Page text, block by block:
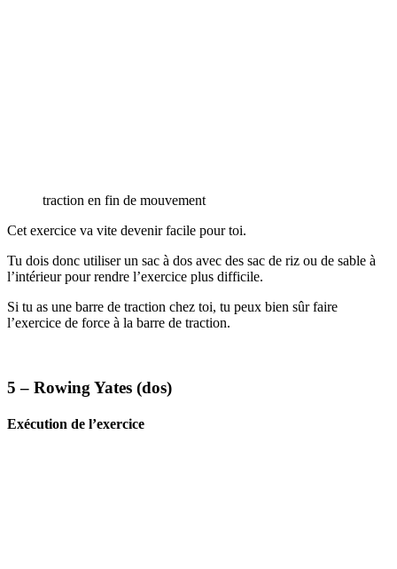
traction en fin de mouvement
Cet exercice va vite devenir facile pour toi.
Tu dois donc utiliser un sac à dos avec des sac de riz ou de sable à
l’intérieur pour rendre l’exercice plus difficile.
Si tu as une barre de traction chez toi, tu peux bien sûr faire
l’exercice de force à la barre de traction.
5 – Rowing Yates (dos)
Exécution de l’exercice